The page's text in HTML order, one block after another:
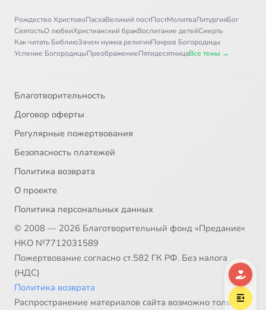
Рождество ХристовоПасхаВеликий постПостМолитваЛитургияБог
СвятостьО любвиХристианский бракВоспитание детейСмерть
Как читать БиблиюЗачем нужна религияПокров Богородицы
Успение БогородицыПреображениеПятидесятницаВсе темы →
Благотворительность
Договор оферты
Регулярные пожертвования
Безопасность платежей
Политика возврата
О проекте
Политика персональных данных
© 2008 — 2026 Благотворительный фонд «Предание»
НКО №7712031589
Пожертвование согласно ст.582 ГК РФ. Без налога
(НДС)
Политика возврата
Распространение материалов сайта возможно только в